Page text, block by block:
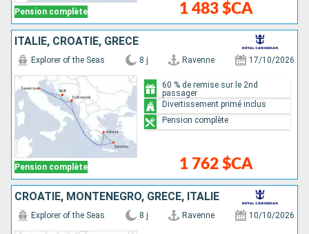
Pension complète 1 483 $CA
ITALIE, CROATIE, GRÈCE
Pension complète
Explorer of the Seas 8 j Ravenne 17/10/2026
1 762 $CA
60 % de remise sur le 2nd
passager
Divertissement primé inclus
Pension complète
CROATIE, MONTÉNÉGRO, GRÈCE, ITALIE
Explorer of the Seas 8 j Ravenne 10/10/2026